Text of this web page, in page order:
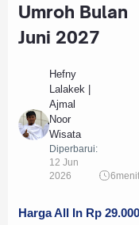
Umroh Bulan
Juni 2027
Hefny
Lalakek |
Ajmal
Noor
Wisata
Diperbarui:
12 Jun
2026
6
Harga All In Rp